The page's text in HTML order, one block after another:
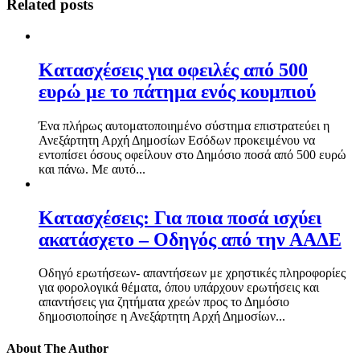
Related posts
Kατασχέσεις για οφειλές από 500
ευρώ με το πάτημα ενός κουμπιού
Ένα πλήρως αυτοματοποιημένο σύστημα επιστρατεύει η
Ανεξάρτητη Αρχή Δημοσίων Εσόδων προκειμένου να
εντοπίσει όσους οφείλουν στο Δημόσιο ποσά από 500 ευρώ
και πάνω. Με αυτό...
Κατασχέσεις: Για ποια ποσά ισχύει
ακατάσχετο – Οδηγός από την ΑΑΔΕ
Οδηγό ερωτήσεων- απαντήσεων με χρηστικές πληροφορίες
για φορολογικά θέματα, όπου υπάρχουν ερωτήσεις και
απαντήσεις για ζητήματα χρεών προς το Δημόσιο
δημοσιοποίησε η Ανεξάρτητη Αρχή Δημοσίων...
About The Author